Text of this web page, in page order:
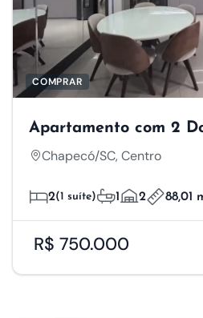
COMPRAR
Apartamento com 2
Chapecó/SC, Centro
2(1 suíte) 1 2 88,01
R$ 750.000